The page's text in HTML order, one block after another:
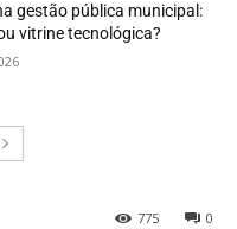
gestão pública municipal:
vitrine tecnológica?
0
775